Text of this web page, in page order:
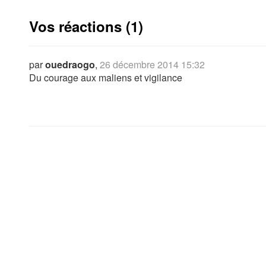
Vos réactions (1)
parouedraogo, 26 décembre 2014 15:32
Du courage aux maliens et vigilance